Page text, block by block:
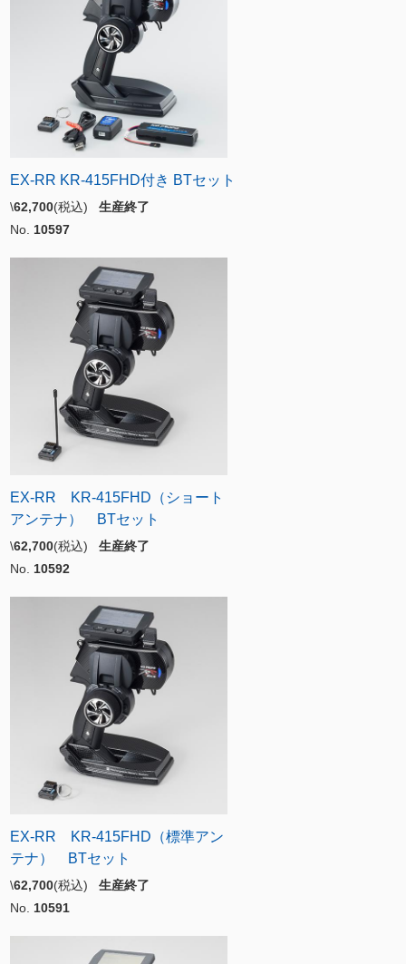
EX-RR KR-415FHD付き BTセット
\62,700(税込) 生産終了
No. 10597
EX-RR KR-415FHD（ショート
アンテナ） BTセット
\62,700(税込) 生産終了
No. 10592
EX-RR KR-415FHD（標準アン
テナ） BTセット
\62,700(税込) 生産終了
No. 10591